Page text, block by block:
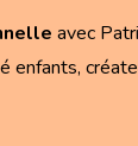
avec
enfants,